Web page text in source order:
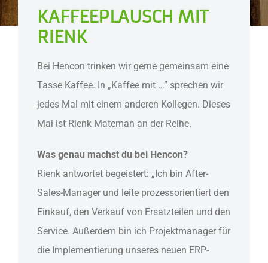
KAFFEEPLAUSCH MIT
RIENK
Bei Hencon trinken wir gerne gemeinsam eine
Tasse Kaffee. In „Kaffee mit …” sprechen wir
jedes Mal mit einem anderen Kollegen. Dieses
Mal ist Rienk Mateman an der Reihe.
Was genau machst du bei Hencon?
Rienk antwortet begeistert: „Ich bin After-
Sales-Manager und leite prozessorientiert den
Einkauf, den Verkauf von Ersatzteilen und den
Service. Außerdem bin ich Projektmanager für
die Implementierung unseres neuen ERP-